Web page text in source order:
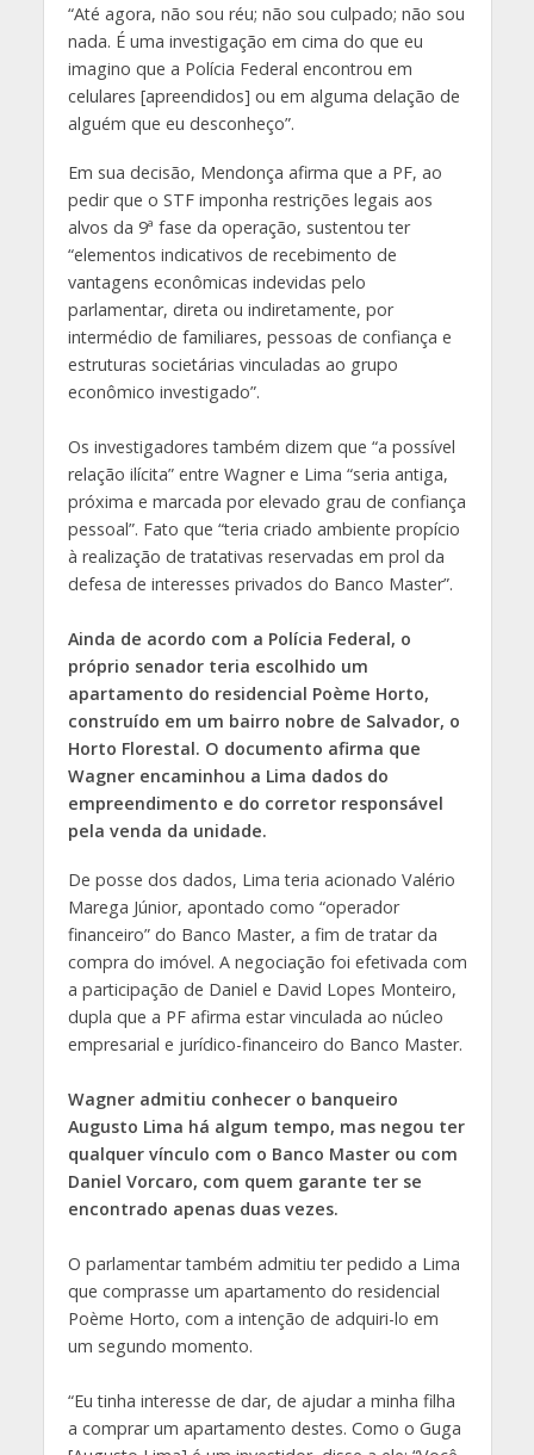
“Até agora, não sou réu; não sou culpado; não sou
nada. É uma investigação em cima do que eu
imagino que a Polícia Federal encontrou em
celulares [apreendidos] ou em alguma delação de
alguém que eu desconheço”.
Em sua decisão, Mendonça afirma que a PF, ao
pedir que o STF imponha restrições legais aos
alvos da 9ª fase da operação, sustentou ter
“elementos indicativos de recebimento de
vantagens econômicas indevidas pelo
parlamentar, direta ou indiretamente, por
intermédio de familiares, pessoas de confiança e
estruturas societárias vinculadas ao grupo
econômico investigado”.
Os investigadores também dizem que “a possível
relação ilícita” entre Wagner e Lima “seria antiga,
próxima e marcada por elevado grau de confiança
pessoal”. Fato que “teria criado ambiente propício
à realização de tratativas reservadas em prol da
defesa de interesses privados do Banco Master”.
Ainda de acordo com a Polícia Federal, o
próprio senador teria escolhido um
apartamento do residencial Poème Horto,
construído em um bairro nobre de Salvador, o
Horto Florestal. O documento afirma que
Wagner encaminhou a Lima dados do
empreendimento e do corretor responsável
pela venda da unidade.
De posse dos dados, Lima teria acionado Valério
Marega Júnior, apontado como “operador
financeiro” do Banco Master, a fim de tratar da
compra do imóvel. A negociação foi efetivada com
a participação de Daniel e David Lopes Monteiro,
dupla que a PF afirma estar vinculada ao núcleo
empresarial e jurídico-financeiro do Banco Master.
Wagner admitiu conhecer o banqueiro
Augusto Lima há algum tempo, mas negou ter
qualquer vínculo com o Banco Master ou com
Daniel Vorcaro, com quem garante ter se
encontrado apenas duas vezes.
O parlamentar também admitiu ter pedido a Lima
que comprasse um apartamento do residencial
Poème Horto, com a intenção de adquiri-lo em
um segundo momento.
“Eu tinha interesse de dar, de ajudar a minha filha
a comprar um apartamento destes. Como o Guga